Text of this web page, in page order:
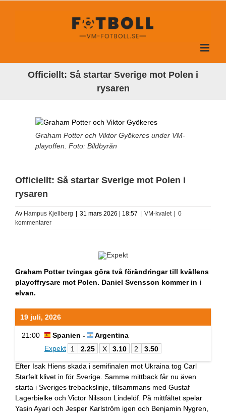
Officiellt: Så startar Sverige mot Polen i
rysaren
Graham Potter och Viktor Gyökeres under VM-
playoffen. Foto: Bildbyrån
Officiellt: Så startar Sverige mot Polen i
rysaren
Av Hampus Kjellberg | 31 mars 2026 | 18:57 | VM-kvalet | 0
kommentarer
Graham Potter tvingas göra två förändringar till kvällens
playoffrysare mot Polen. Daniel Svensson kommer in i
elvan.
19 juli, 2026
21:00 Spanien -
Argentina
Expekt
1 2.25 X 3.10 2 3.50
Efter Isak Hiens skada i semifinalen mot Ukraina tog Carl
Starfelt klivet in för Sverige. Samme mittback får nu även
starta i Sveriges trebackslinje, tillsammans med Gustaf
Lagerbielke och Victor Nilsson Lindelöf. På mittfältet spelar
Yasin Ayari och Jesper Karlström igen och Benjamin Nygren,